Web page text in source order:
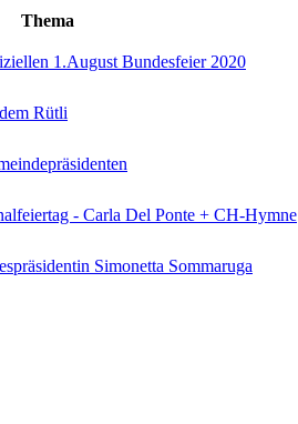
Thema
1.August Bundesfeier 2020
Rütli
- Carla Del Ponte + CH-Hymne
Simonetta Sommaruga